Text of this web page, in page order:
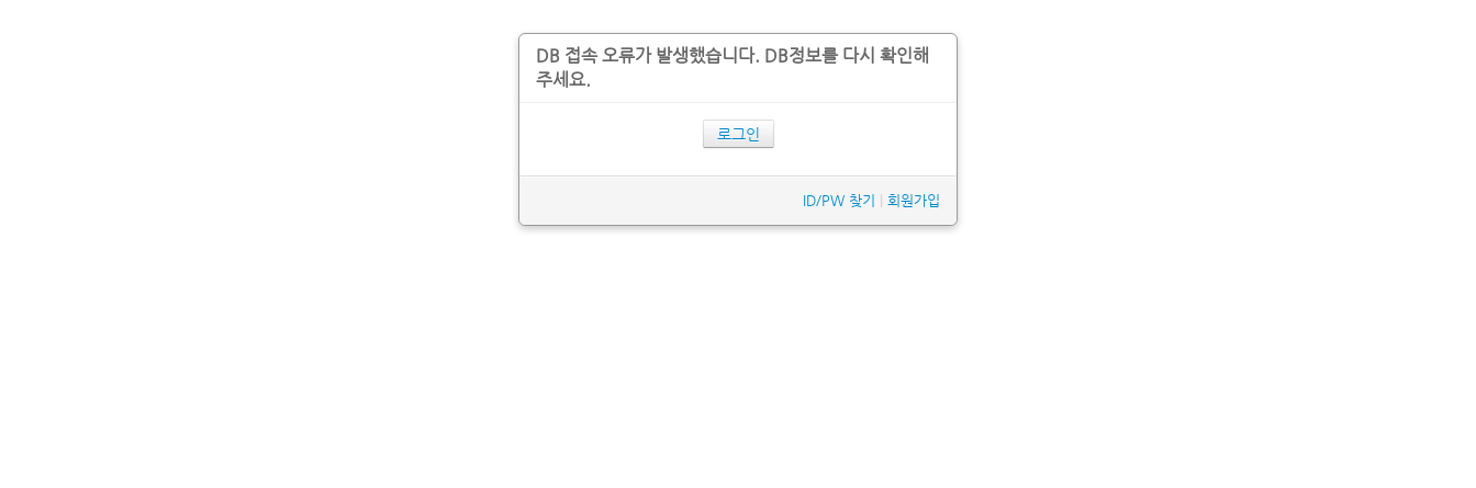
DB 접속 오류가 발생했습니다. DB정보를 다시 확인해
주세요.
로그인
ID/PW 찾기 회원가입